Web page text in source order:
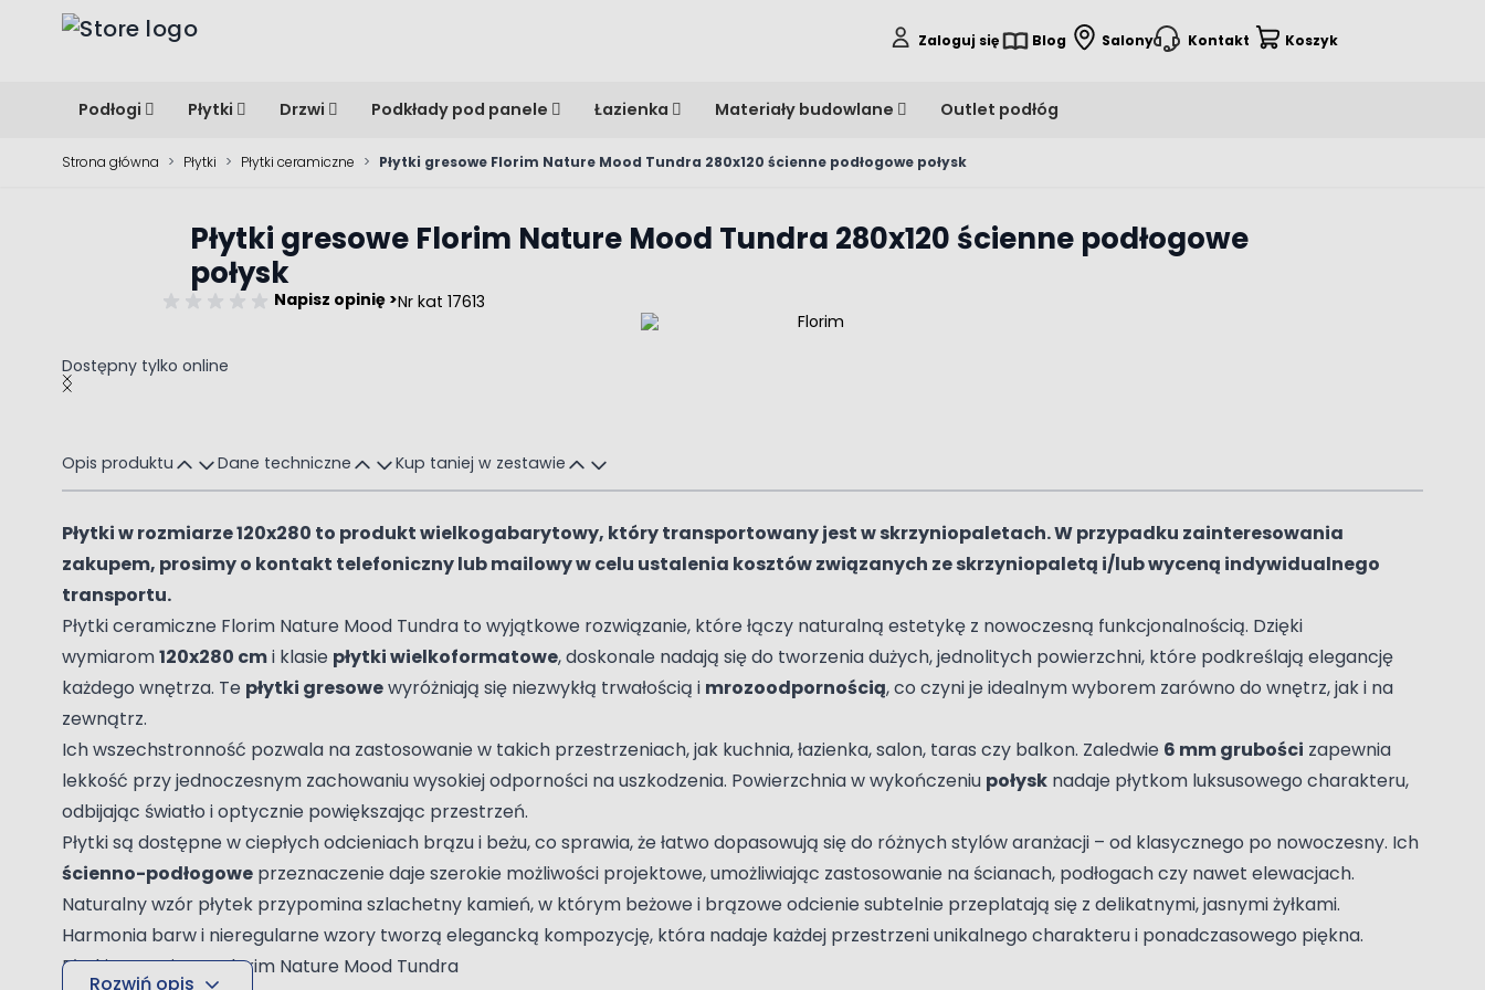
Przejdź do treści
Zaloguj się Blog Salony Kontakt Koszyk
Podłogi Płytki Drzwi Podkłady pod panele Łazienka Materiały budowlane Outlet podłóg
Strona główna > Płytki > Płytki ceramiczne > Płytki gresowe Florim Nature Mood Tundra 280x120 ścienne podłogowe połysk
Płytki gresowe Florim Nature Mood Tundra 280x120 ścienne podłogowe
połysk
Napisz opinię >Nr kat 17613
Dostępny tylko online
Main image
Click to view image in fullscreen
Opis produktu Dane techniczne Kup taniej w zestawie
Płytki w rozmiarze 120x280 to produkt wielkogabarytowy, który transportowany jest w skrzyniopaletach. W przypadku zainteresowania
zakupem, prosimy o kontakt telefoniczny lub mailowy w celu ustalenia kosztów związanych ze skrzyniopaletą i/lub wyceną indywidualnego
transportu.
Płytki ceramiczne Florim Nature Mood Tundra to wyjątkowe rozwiązanie, które łączy naturalną estetykę z nowoczesną funkcjonalnością. Dzięki
wymiarom120x280 cmi klasie płytki wielkoformatowe, doskonale nadają się do tworzenia dużych, jednolitych powierzchni, które podkreślają elegancję
każdego wnętrza. Te płytki gresowewyróżniają się niezwykłą trwałością i mrozoodpornością, co czyni je idealnym wyborem zarówno do wnętrz, jak i na
zewnątrz.
Ich wszechstronność pozwala na zastosowanie w takich przestrzeniach, jak kuchnia, łazienka, salon, taras czy balkon. Zaledwie 6 mm grubości zapewnia
lekkość przy jednoczesnym zachowaniu wysokiej odporności na uszkodzenia. Powierzchnia w wykończeniu połysk nadaje płytkom luksusowego charakteru,
odbijając światło i optycznie powiększając przestrzeń.
Płytki są dostępne w ciepłych odcieniach brązu i beżu, co sprawia, że łatwo dopasowują się do różnych stylów aranżacji – od klasycznego po nowoczesny. Ich
ścienno-podłogowe przeznaczenie daje szerokie możliwości projektowe, umożliwiając zastosowanie na ścianach, podłogach czy nawet elewacjach.
Naturalny wzór płytek przypomina szlachetny kamień, w którym beżowe i brązowe odcienie subtelnie przeplatają się z delikatnymi, jasnymi żyłkami.
Harmonia barw i nieregularne wzory tworzą elegancką kompozycję, która nadaje każdej przestrzeni unikalnego charakteru i ponadczasowego piękna.
Płytki ceramiczne Florim Nature Mood Tundra
Rozwiń opis